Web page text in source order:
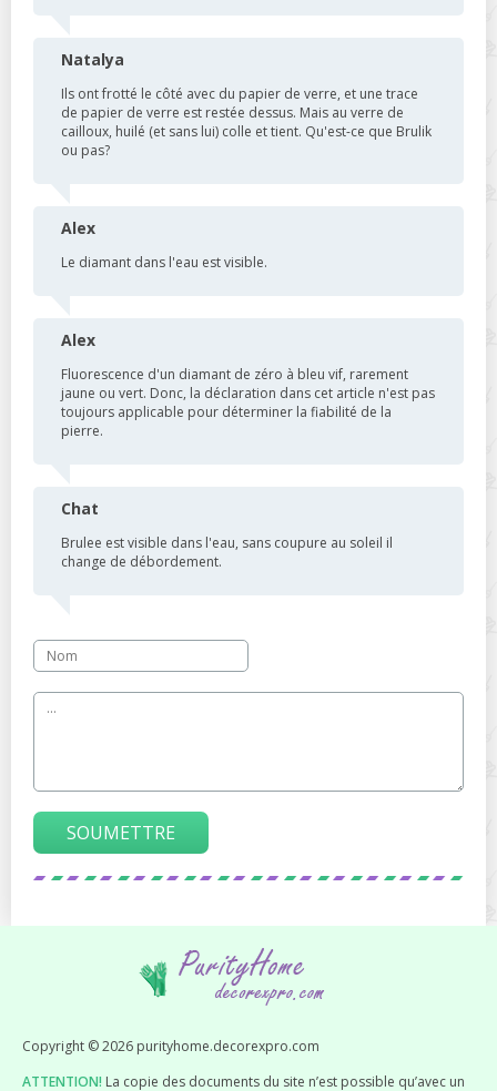
Natalya
Ils ont frotté le côté avec du papier de verre, et une trace
de papier de verre est restée dessus. Mais au verre de
cailloux, huilé (et sans lui) colle et tient. Qu'est-ce que Brulik
ou pas?
Alex
Le diamant dans l'eau est visible.
Alex
Fluorescence d'un diamant de zéro à bleu vif, rarement
jaune ou vert. Donc, la déclaration dans cet article n'est pas
toujours applicable pour déterminer la fiabilité de la
pierre.
Chat
Brulee est visible dans l'eau, sans coupure au soleil il
change de débordement.
SOUMETTRE
Copyright © 2026 purityhome.decorexpro.com
ATTENTION! La copie des documents du site n’est possible qu’avec un